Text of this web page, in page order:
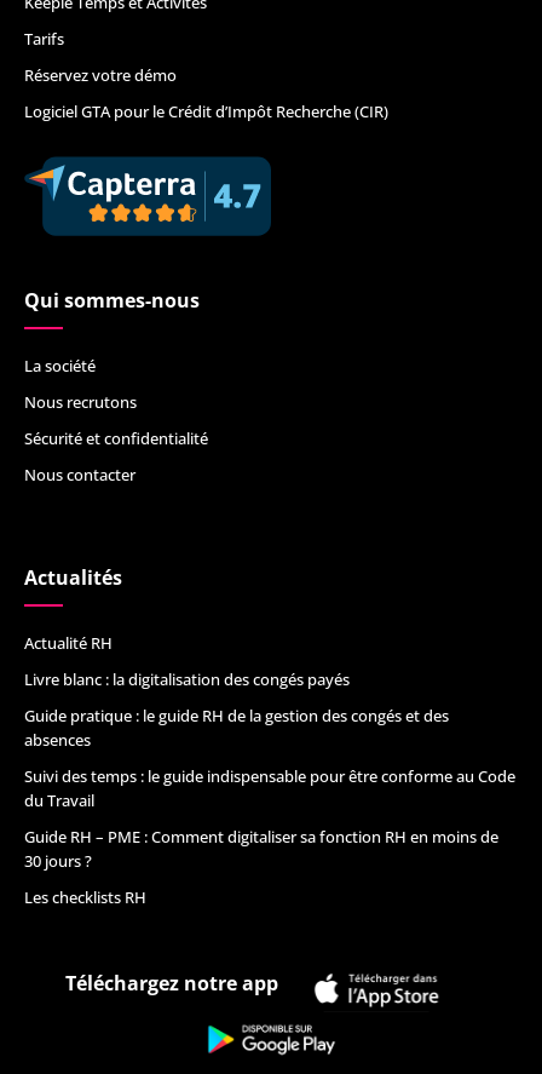
Tarifs
Réservez votre démo
Logiciel GTA pour le Crédit d’Impôt Recherche (CIR)
Qui sommes-nous
La société
Nous recrutons
Sécurité et confidentialité
Nous contacter
Actualités
Actualité RH
Livre blanc : la digitalisation des congés payés
Guide pratique : le guide RH de la gestion des congés et des
absences
Suivi des temps : le guide indispensable pour être conforme au Code
du Travail
Guide RH – PME : Comment digitaliser sa fonction RH en moins de
30 jours ?
Les checklists RH
Téléchargez notre app